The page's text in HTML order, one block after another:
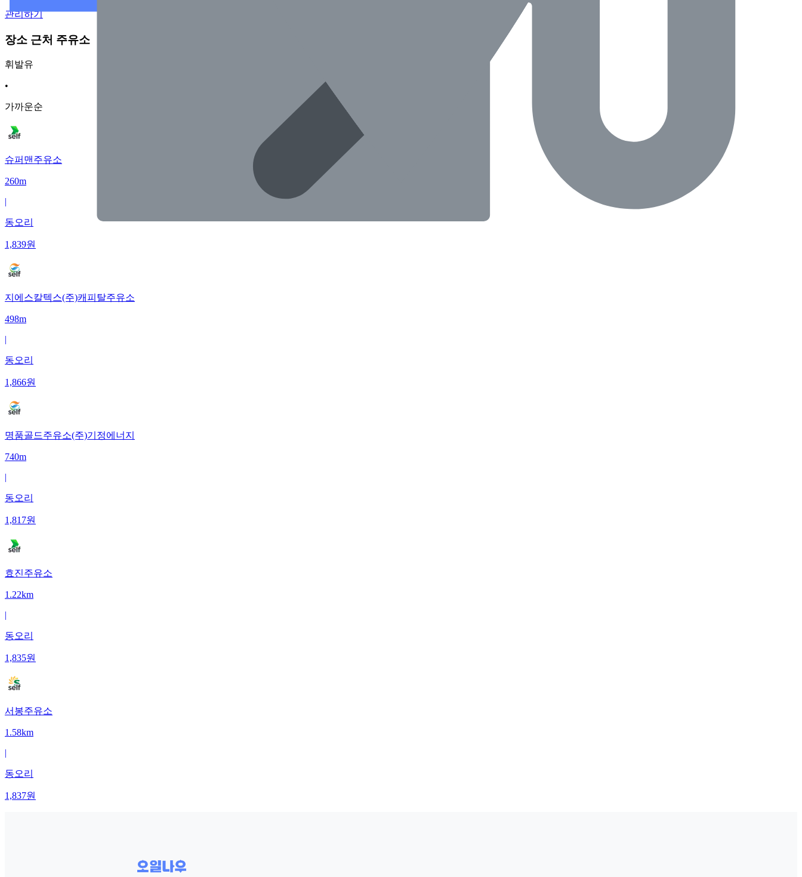
관리하기
장소 근처 주유소
휘발유
•
가까운순
슈퍼맨주유소
260m
|
동오리
1,839원
지에스칼텍스(주)캐피탈주유소
498m
|
동오리
1,866원
명품골드주유소(주)기정에너지
740m
|
동오리
1,817원
효진주유소
1.22km
|
동오리
1,835원
서봉주유소
1.58km
|
동오리
1,837원